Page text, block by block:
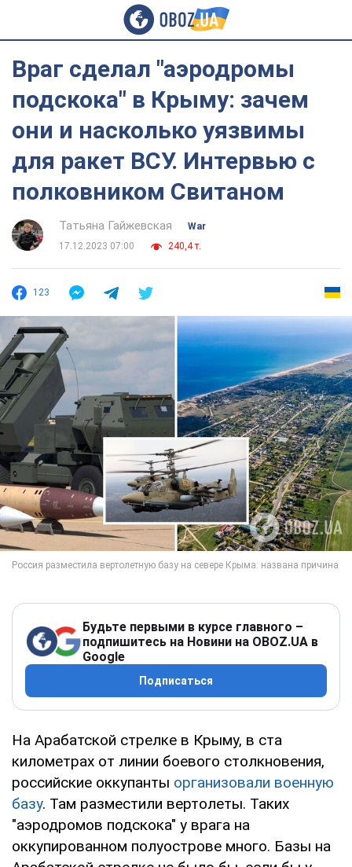
Враг сделал "аэродромы
подскока" в Крыму: зачем
они и насколько уязвимы
для ракет ВСУ. Интервью с
полковником Свитаном
Татьяна Гайжевская
War
17.12.2023 07:00
240,4 т.
123
Будьте первыми в курсе главного –
подпишитесь на Новини на OBOZ.UA в
Google
Подписаться
На Арабатской стрелке в Крыму, в ста
километрах от линии боевого столкновения,
российские оккупанты организовали военную
базу. Там разместили вертолеты. Таких
"аэродромов подскока" у врага на
оккупированном полуострове много. Базы на